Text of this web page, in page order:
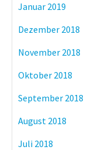
Januar 2019
Dezember 2018
November 2018
Oktober 2018
September 2018
August 2018
Juli 2018